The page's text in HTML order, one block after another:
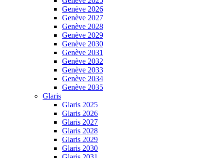
Genève 2026
Genève 2027
Genève 2028
Genève 2029
Genève 2030
Genève 2031
Genève 2032
Genève 2033
Genève 2034
Genève 2035
Glaris
Glaris 2025
Glaris 2026
Glaris 2027
Glaris 2028
Glaris 2029
Glaris 2030